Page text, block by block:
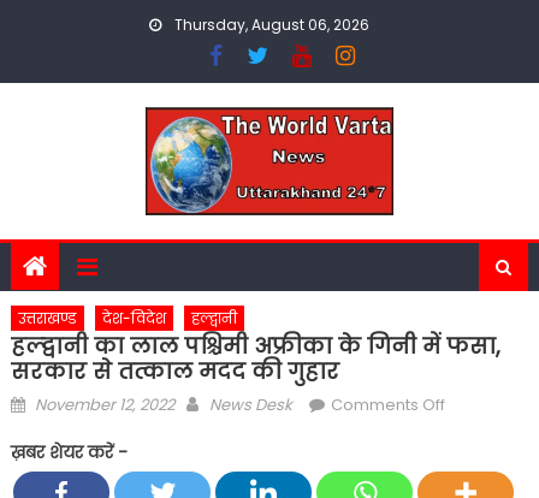
Thursday, August 06, 2026
उत्तराखण्ड देश-विदेश हल्द्वानी
हल्द्वानी का लाल पश्चिमी अफ्रीका के गिनी में फसा,
सरकार से तत्काल मदद की गुहार
Posted
November 12, 2022 Author
News Desk Comments Offon
लाल
ख़बर शेयर करें -